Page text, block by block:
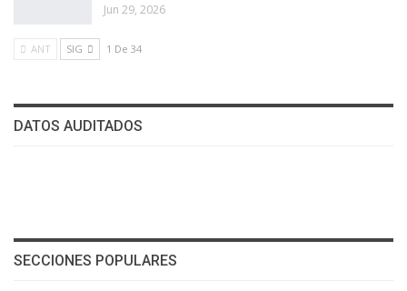
Jun 29, 2026
ANT SIG 1 De 34
DATOS AUDITADOS
SECCIONES POPULARES